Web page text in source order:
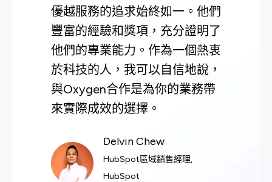
優越服務的追求始終如一。他們
豐富的經驗和獎項，充分證明了
他們的專業能力。作為一個熱衷
於科技的人，我可以自信地說，
與Oxygen合作是為你的業務帶
來實際成效的選擇。
Delvin Chew
HubSpot區域銷售經理,
HubSpot